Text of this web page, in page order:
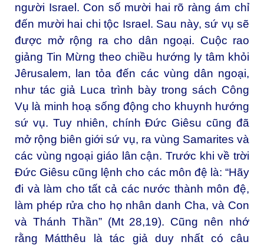
người Israel. Con số mười hai rõ ràng ám chỉ
đến mười hai chi tộc Israel. Sau này, sứ vụ sẽ
được mở rộng ra cho dân ngoại. Cuộc rao
giảng Tin Mừng theo chiều hướng ly tâm khỏi
Jêrusalem, lan tỏa đến các vùng dân ngoại,
như tác giả Luca trình bày trong sách Công
Vụ là minh hoạ sống động cho khuynh hướng
sứ vụ. Tuy nhiên, chính Đức Giêsu cũng đã
mở rộng biên giới sứ vụ, ra vùng Samarites và
các vùng ngoại giáo lân cận. Trước khi về trời
Đức Giêsu cũng lệnh cho các môn đệ là: “Hãy
đi và làm cho tất cả các nước thành môn đệ,
làm phép rửa cho họ nhân danh Cha, và Con
và Thánh Thần” (Mt 28,19). Cũng nên nhớ
rằng Mátthêu là tác giả duy nhất có câu